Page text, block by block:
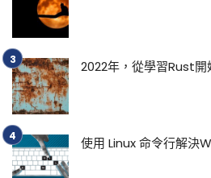
2022年，從學習Rust開
使用 Linux 命令行解決